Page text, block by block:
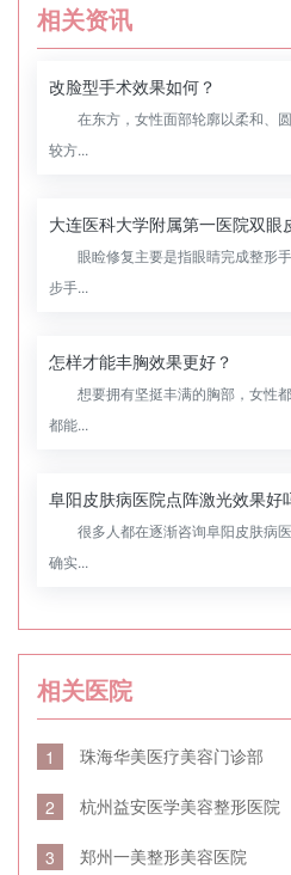
相关资讯
改脸型手术效果如何？
在东方，女性面部轮廓以柔和、
较方...
眼睑修复主要是指眼睛完成整形
步手...
怎样才能丰胸效果更好？
想要拥有坚挺丰满的胸部，女性
都能...
阜阳皮肤病医院点阵激光效果好
很多人都在逐渐咨询阜阳皮肤病
确实...
相关医院
1 珠海华美医疗美容门诊部
2 杭州益安医学美容整形医院
3 郑州一美整形美容医院